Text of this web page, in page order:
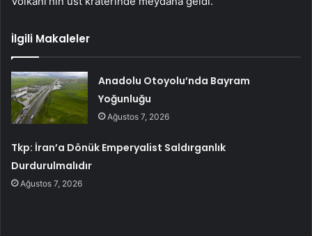
İlgili Makaleler
Anadolu Otoyolu’nda Bayram
Yoğunluğu
Ağustos 7, 2026
Tkp: İran’a Dönük Emperyalist Saldırganlık
Durdurulmalıdır
Ağustos 7, 2026